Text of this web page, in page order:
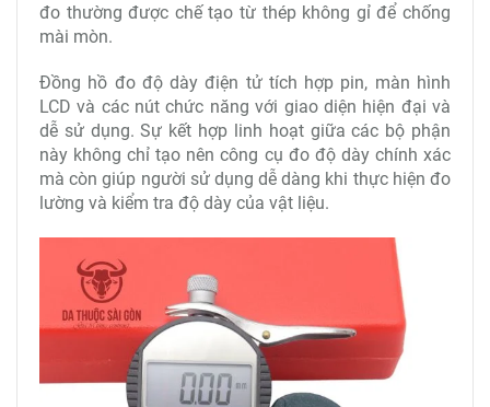
đo thường được chế tạo từ thép không gỉ để chống
mài mòn.
Đồng hồ đo độ dày điện tử tích hợp pin, màn hình
LCD và các nút chức năng với giao diện hiện đại và
dễ sử dụng. Sự kết hợp linh hoạt giữa các bộ phận
này không chỉ tạo nên công cụ đo độ dày chính xác
mà còn giúp người sử dụng dễ dàng khi thực hiện đo
lường và kiểm tra độ dày của vật liệu.